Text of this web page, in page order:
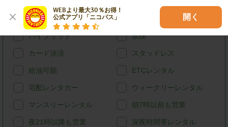
WEBより最大30％お得！
公式アプリ「ニコパス」
開く
特徴で探す
ハイブリッド 禁煙
カード決済 スタッドレス
給油可能 ETCレンタル
宅配レンタカー ウィークリーレンタル
マンスリーレンタル 朝7時以前も営業
夜21時以降も営業 深夜時間帯レンタル